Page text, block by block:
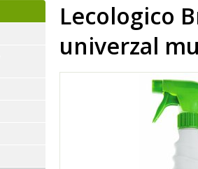
Lecologico
univerzal